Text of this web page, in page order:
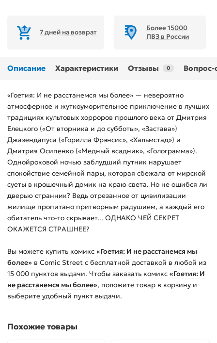
7 дней на возврат
Более 15000
ПВЗ в России
Описание Характеристики Отзывы 0 Вопрос-
«Гоетия: И не расстанемся мы более» — невероятно
атмосферное и жуткоуморительное приключение в лучших
традициях культовых хорроров прошлого века от Дмитрия
Елецкого («От вторника и до субботы», «Застава»)
Джазендапуса («Горилла Фрэнсис», «Хальмстад») и
Дмитрия Осипенко («Медный всадник», «Голограмма»).
Однойроковой ночью заблудший путник нарушает
спокойствие семейной пары, которая сбежала от мирской
суеты в крошечный домик на краю света. Но не ошибся ли
дверью странник? Ведь отрезанное от цивилизации
жилище пропитано притворным радушием, а каждый его
обитатель что-то скрывает... ОДНАКО ЧЕЙ СЕКРЕТ
ОКАЖЕТСЯ СТРАШНЕЕ?
Вы можете купить комикс «Гоетия: И не расстанемся мы
более» в Comic Street с бесплатной доставкой в любой из
15 000 пунктов выдачи. Чтобы заказать комикс «Гоетия: И
не расстанемся мы более», положите товар в корзину и
выберите удобный пункт выдачи.
Похожие товары